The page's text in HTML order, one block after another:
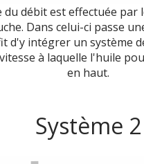
du débit est effectuée par
Dans celui-ci passe
d'y intégrer un système
à laquelle l'huile
en haut.
Système 2